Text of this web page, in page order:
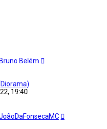
Bruno Belém
19:40